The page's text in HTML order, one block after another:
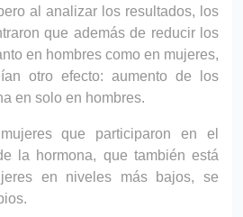
al analizar los resultados, los
que además de reducir los
en hombres como en mujeres,
otro efecto: aumento de los
en solo en hombres.
que participaron en el
la hormona, que también está
en niveles más bajos, se